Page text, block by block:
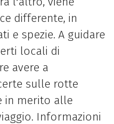
differente, in
e spezie. A guidare
locali di
avere a
sulle rotte
in merito alle
Informazioni